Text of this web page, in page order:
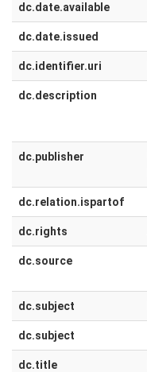
dc.date.available
dc.date.issued
dc.identifier.uri
dc.description
dc.publisher
dc.relation.ispartof
dc.rights
dc.source
dc.subject
dc.subject
dc.title